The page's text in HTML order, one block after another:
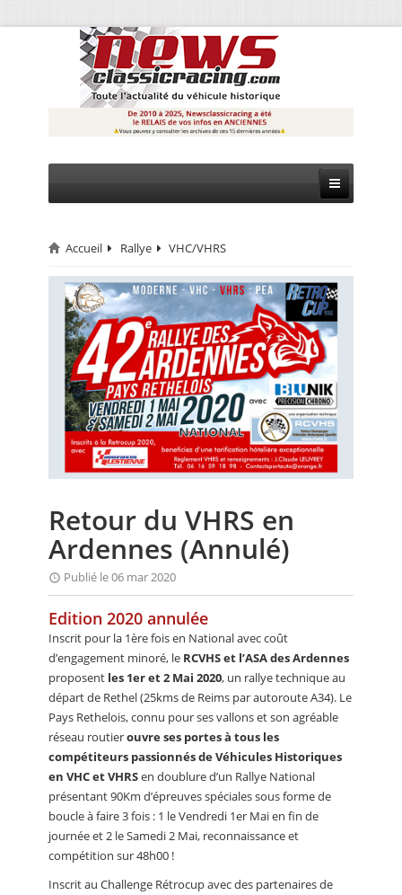
CIRCUIT
RALLYE
MONTAGNE
EVÈNEMENTS
CALENDRIER
FOCUS
ANNUAIRES
PETITES ANNONCES
Accueil Rallye VHC/VHRS
Retour du VHRS en
Ardennes (Annulé)
Publié le 06 mar 2020
Edition 2020 annulée
Inscrit pour la 1ère fois en National avec coût
d’engagement minoré, le RCVHS et l’ASA des Ardennes
proposent les 1er et 2 Mai 2020, un rallye technique au
départ de Rethel (25kms de Reims par autoroute A34). Le
Pays Rethelois, connu pour ses vallons et son agréable
réseau routierouvre ses portes à tous les
compétiteurs passionnés de Véhicules Historiques
en VHC et VHRSen doublure d’un Rallye National
présentant 90Km d’épreuves spéciales sous forme de
boucle à faire 3 fois : 1 le Vendredi 1er Mai en fin de
journée et 2 le Samedi 2 Mai, reconnaissance et
compétition sur 48h00 !
Inscrit au Challenge Rétrocup avec des partenaires de